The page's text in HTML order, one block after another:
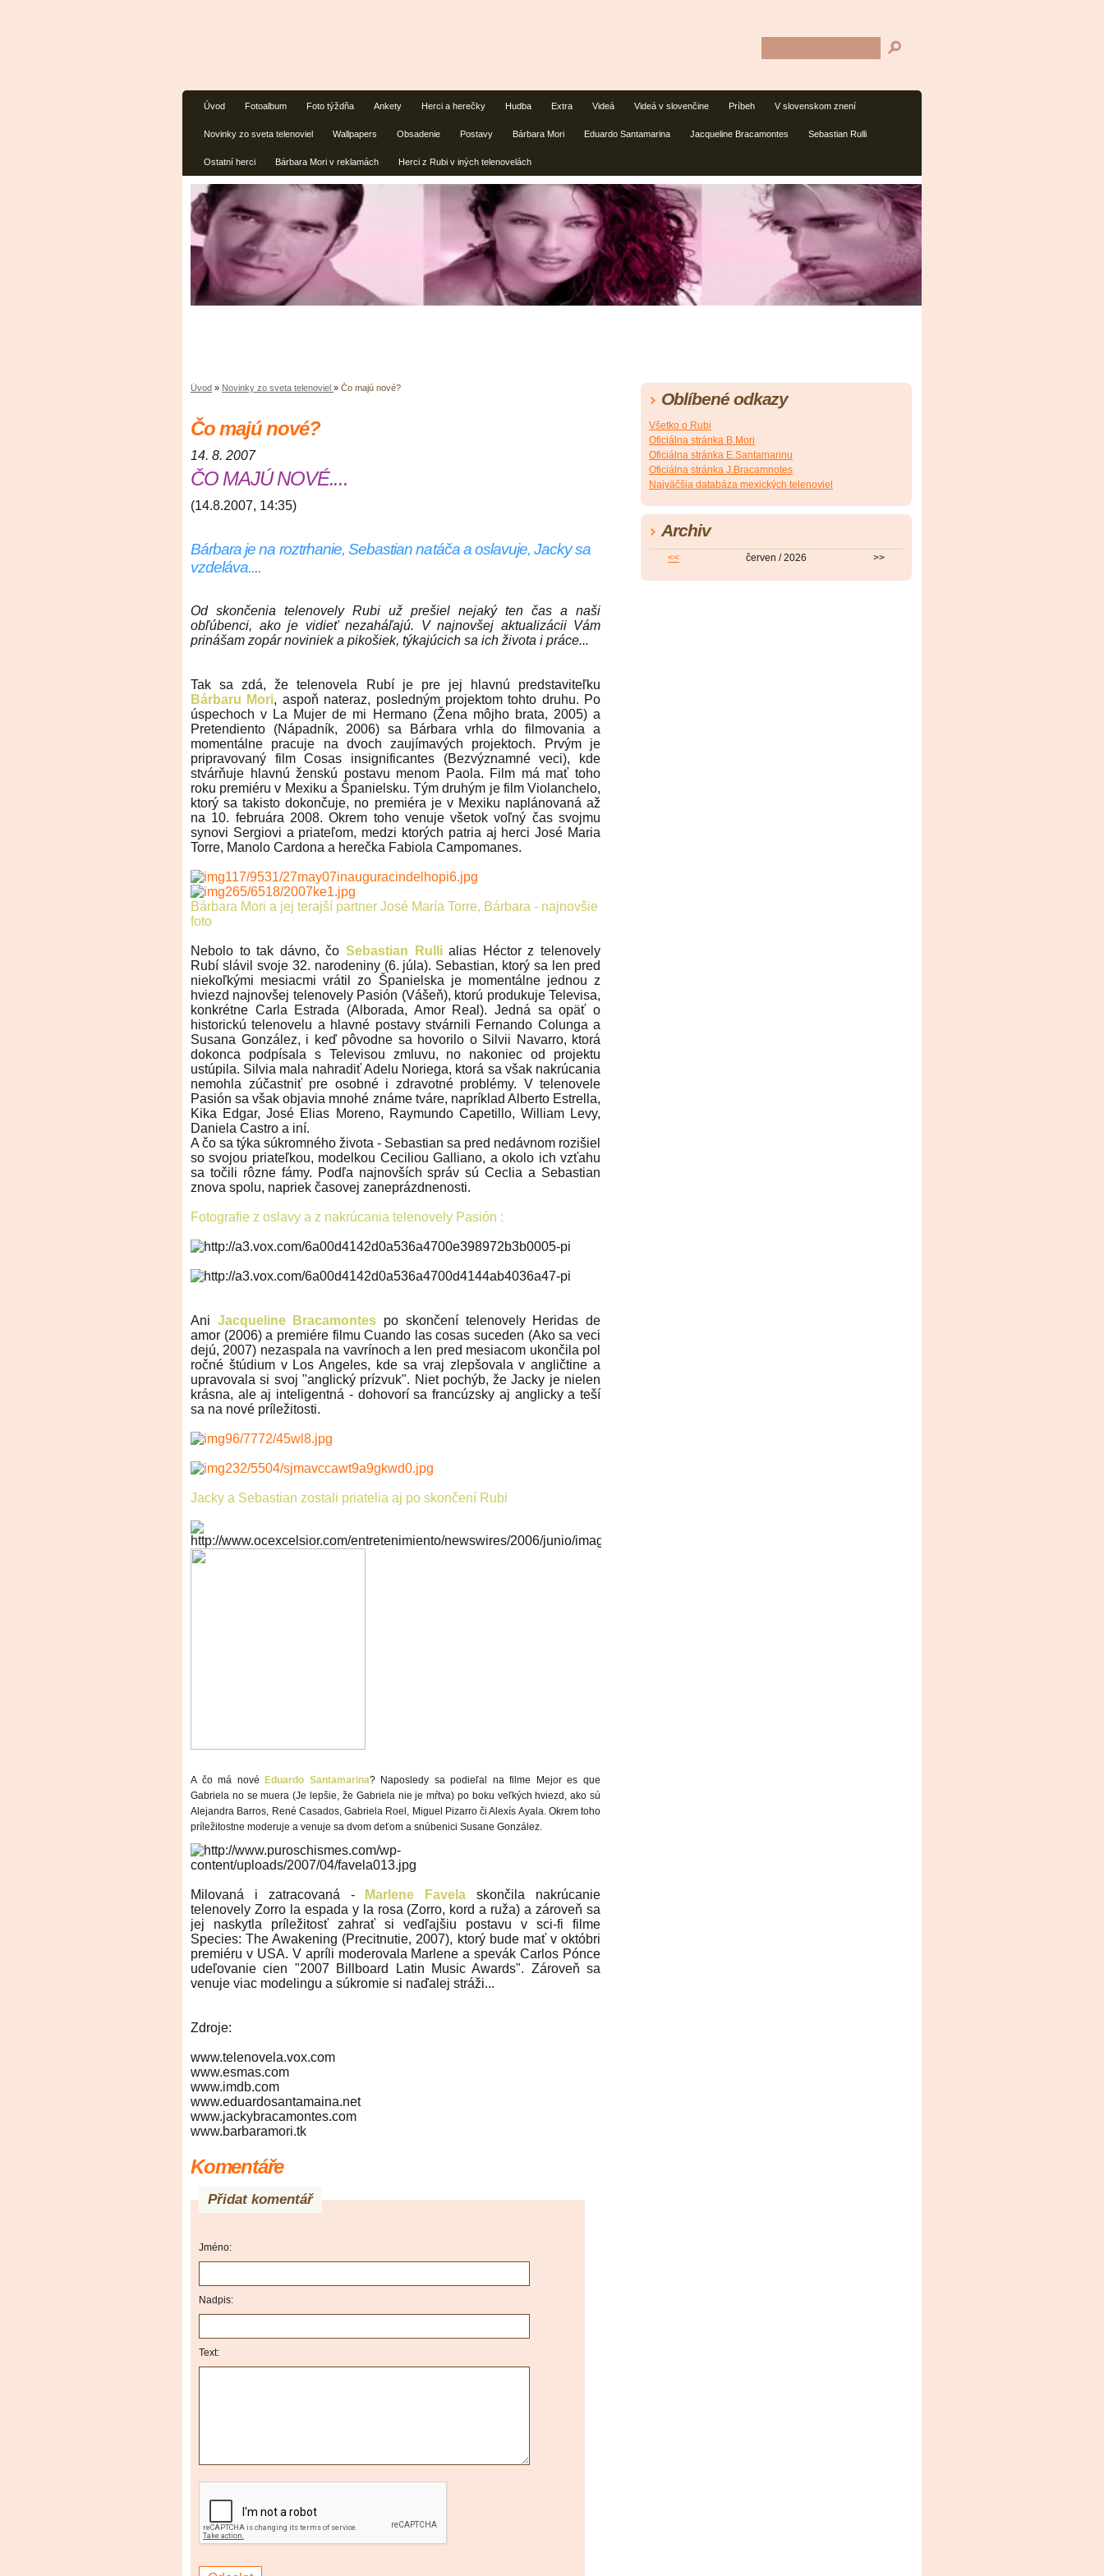
Úvod Fotoalbum Foto týždňa Ankety Herci a herečky Hudba Extra Videá Videá v slovenčine Príbeh V slovenskom znení
Novinky zo sveta telenoviel Wallpapers Obsadenie Postavy Bárbara Mori Eduardo Santamarina Jacqueline Bracamontes Sebastian Rulli
Ostatní herci Bárbara Mori v reklamách Herci z Rubi v iných telenovelách
Úvod » Novinky zo sveta telenoviel » Čo majú nové?
Čo majú nové?
14. 8. 2007
ČO MAJÚ NOVÉ....
(14.8.2007, 14:35)
Bárbara je na roztrhanie, Sebastian natáča a oslavuje, Jacky sa
vzdeláva....
Od skončenia telenovely Rubi už prešiel nejaký ten čas a naši
obľúbenci, ako je vidieť nezaháľajú. V najnovšej aktualizácii Vám
prinášam zopár noviniek a pikošiek, týkajúcich sa ich života i práce...
Tak sa zdá, že telenovela Rubí je pre jej hlavnú predstaviteľku
Bárbaru Mori, aspoň nateraz, posledným projektom tohto druhu. Po
úspechoch v La Mujer de mi Hermano (Žena môjho brata, 2005) a
Pretendiento (Nápadník, 2006) sa Bárbara vrhla do filmovania a
momentálne pracuje na dvoch zaujímavých projektoch. Prvým je
pripravovaný film Cosas insignificantes (Bezvýznamné veci), kde
stvárňuje hlavnú ženskú postavu menom Paola. Film má mať toho
roku premiéru v Mexiku a Španielsku. Tým druhým je film Violanchelo,
ktorý sa takisto dokončuje, no premiéra je v Mexiku naplánovaná až
na 10. februára 2008. Okrem toho venuje všetok voľný čas svojmu
synovi Sergiovi a priateľom, medzi ktorých patria aj herci José Maria
Torre, Manolo Cardona a herečka Fabiola Campomanes.
Bárbara Mori a jej terajší partner José María Torre, Bárbara - najnovšie
foto
Nebolo to tak dávno, čo Sebastian Rullialias Héctor z telenovely
Rubí slávil svoje 32. narodeniny (6. júla). Sebastian, ktorý sa len pred
niekoľkými mesiacmi vrátil zo Španielska je momentálne jednou z
hviezd najnovšej telenovely Pasión (Vášeň), ktorú produkuje Televisa,
konkrétne Carla Estrada (Alborada, Amor Real). Jedná sa opäť o
historickú telenovelu a hlavné postavy stvárnili Fernando Colunga a
Susana González, i keď pôvodne sa hovorilo o Silvii Navarro, ktorá
dokonca podpísala s Televisou zmluvu, no nakoniec od projektu
ustúpila. Silvia mala nahradiť Adelu Noriega, ktorá sa však nakrúcania
nemohla zúčastniť pre osobné i zdravotné problémy. V telenovele
Pasión sa však objavia mnohé známe tváre, napríklad Alberto Estrella,
Kika Edgar, José Elias Moreno, Raymundo Capetillo, William Levy,
Daniela Castro a iní.
A čo sa týka súkromného života - Sebastian sa pred nedávnom rozišiel
so svojou priateľkou, modelkou Ceciliou Galliano, a okolo ich vzťahu
sa točili rôzne fámy. Podľa najnovších správ sú Ceclia a Sebastian
znova spolu, napriek časovej zaneprázdnenosti.
Fotografie z oslavy a z nakrúcania telenovely Pasión :
Ani Jacqueline Bracamontes po skončení telenovely Heridas de
amor (2006) a premiére filmu Cuando las cosas suceden (Ako sa veci
dejú, 2007) nezaspala na vavrínoch a len pred mesiacom ukončila pol
ročné štúdium v Los Angeles, kde sa vraj zlepšovala v angličtine a
upravovala si svoj "anglický prízvuk". Niet pochýb, že Jacky je nielen
krásna, ale aj inteligentná - dohovorí sa francúzsky aj anglicky a teší
sa na nové príležitosti.
Jacky a Sebastian zostali priatelia aj po skončení Rubi
A čo má nové Eduardo Santamarina? Naposledy sa podieľal na filme Mejor es que
Gabriela no se muera (Je lepšie, že Gabriela nie je mŕtva) po boku veľkých hviezd, ako sú
Alejandra Barros, René Casados, Gabriela Roel, Miguel Pizarro či Alexís Ayala. Okrem toho
príležitostne moderuje a venuje sa dvom deťom a snúbenici Susane González.
Milovaná i zatracovaná - Marlene Favela skončila nakrúcanie
telenovely Zorro la espada y la rosa (Zorro, kord a ruža) a zároveň sa
jej naskytla príležitosť zahrať si vedľajšiu postavu v sci-fi filme
Species: The Awakening (Precitnutie, 2007), ktorý bude mať v októbri
premiéru v USA. V apríli moderovala Marlene a spevák Carlos Pónce
udeľovanie cien "2007 Billboard Latin Music Awards". Zároveň sa
venuje viac modelingu a súkromie si naďalej stráži...
Zdroje:
www.telenovela.vox.com
www.esmas.com
www.imdb.com
www.eduardosantamaina.net
www.jackybracamontes.com
www.barbaramori.tk
Komentáře
Přidat komentář
Jméno:
Nadpis:
Text:
Oblíbené odkazy
Všetko o Rubi
Oficiálna stránka B.Mori
Oficiálna stránka E.Santamarinu
Oficiálna stránka J.Bracamnotes
Najväčšia databáza mexických telenoviel
Archiv
<< červen / 2026 >>